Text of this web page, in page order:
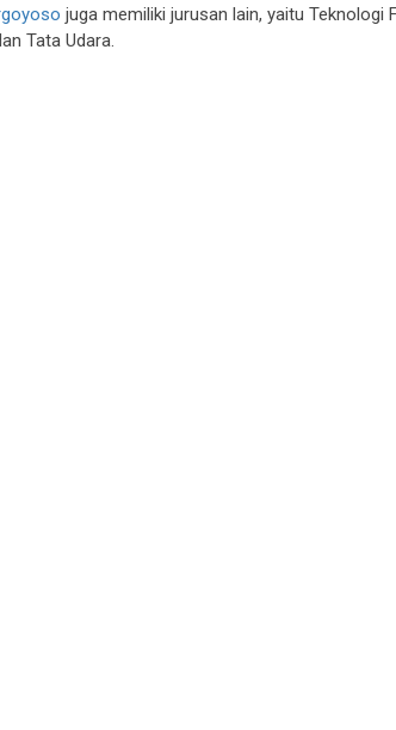
juga memiliki jurusan lain, yaitu Teknologi
Tata Udara.